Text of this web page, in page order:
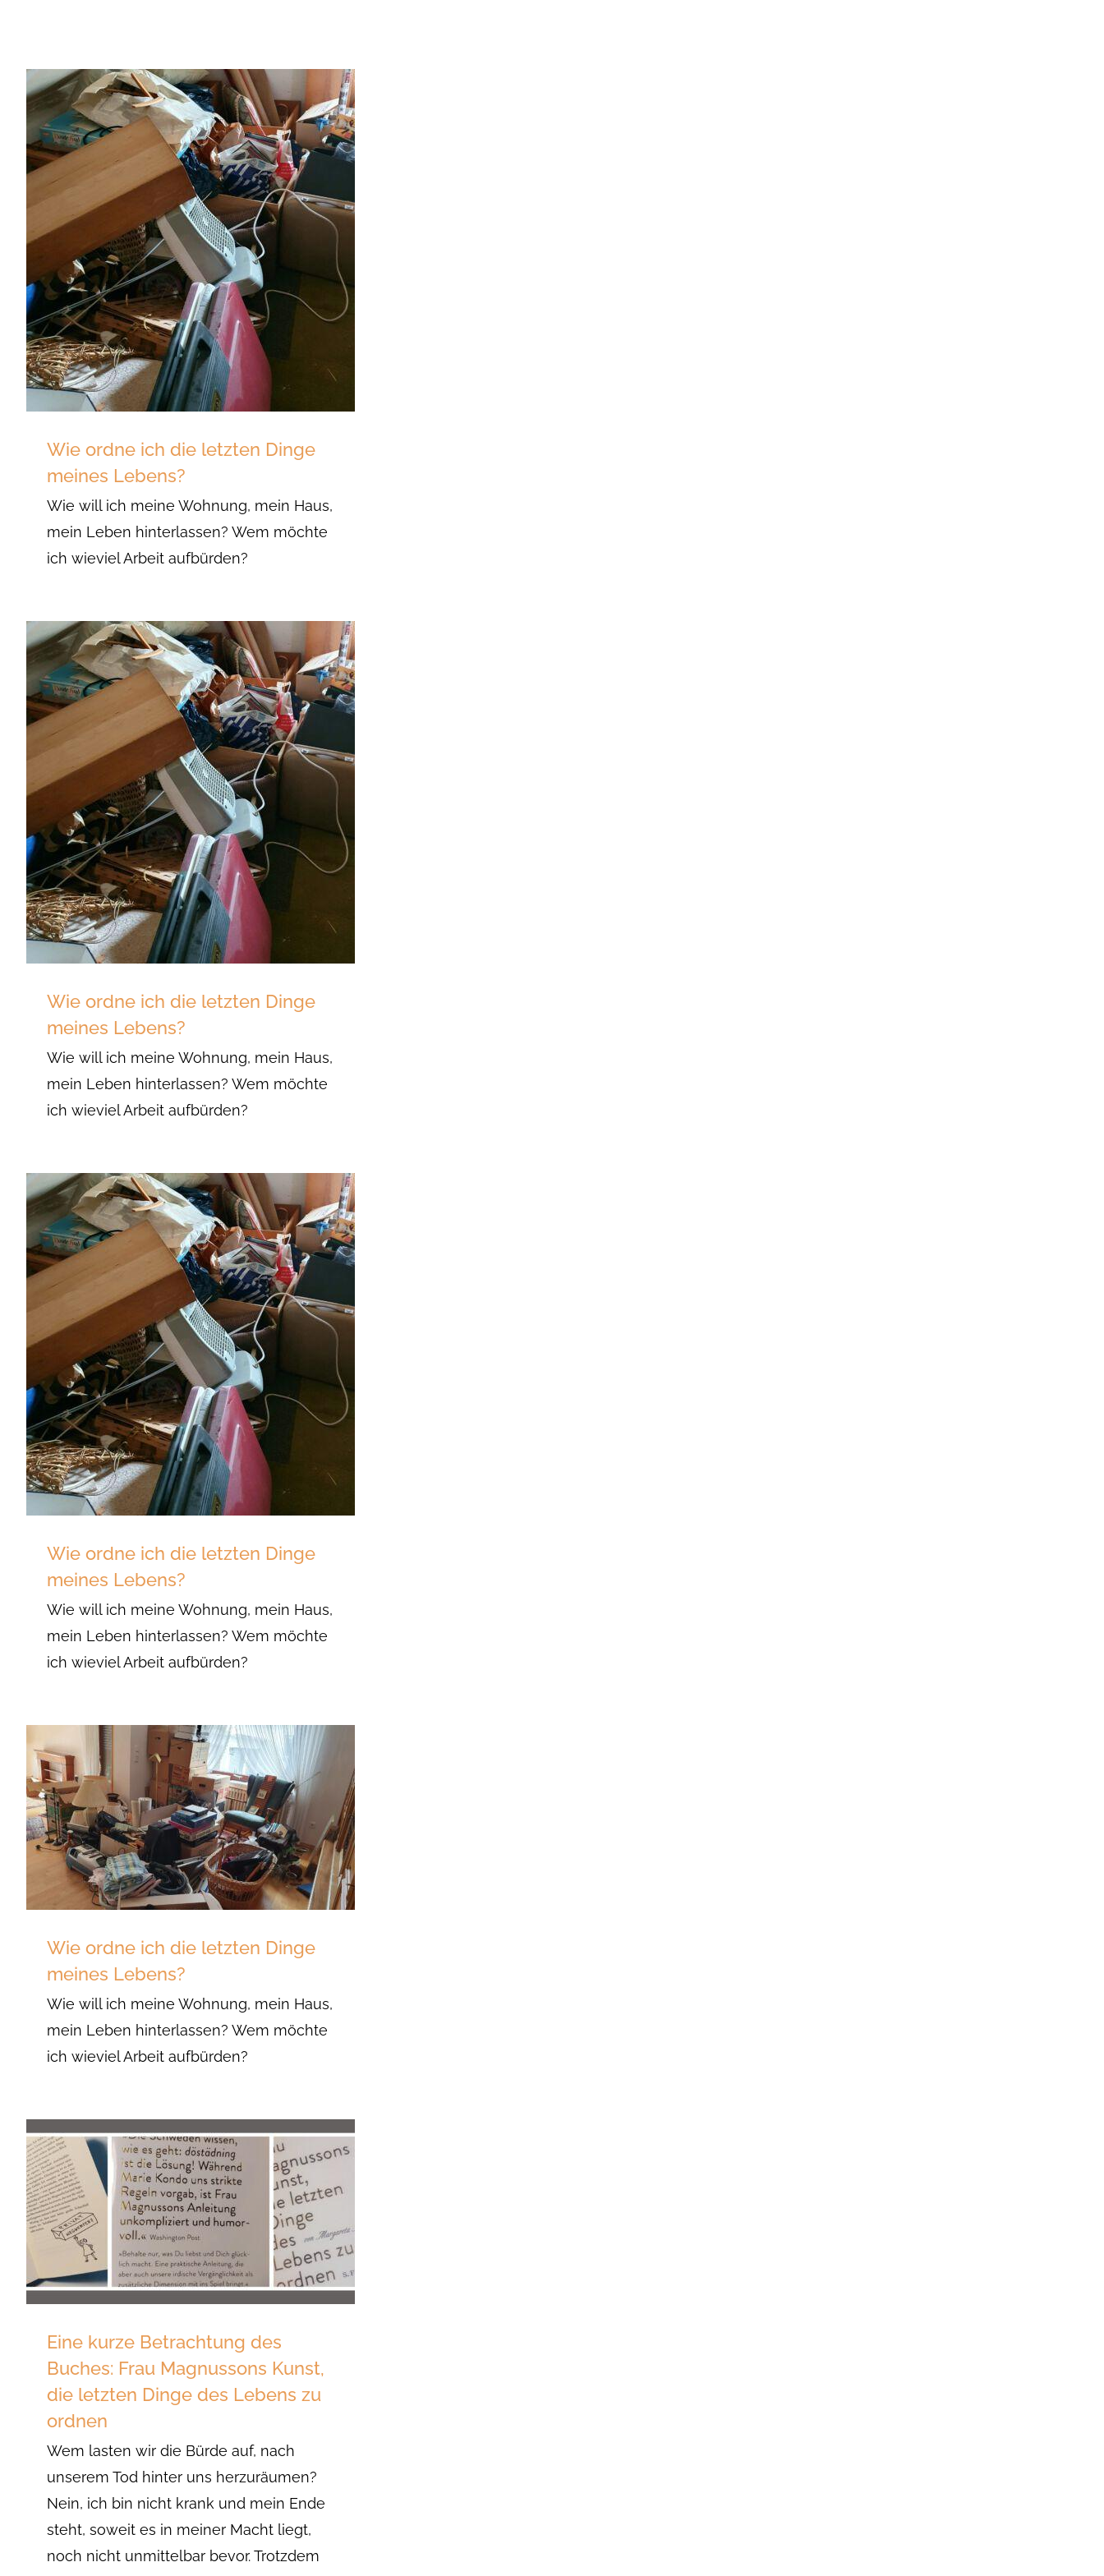
Wie ordne ich die letzten Dinge
meines Lebens?
Wie will ich meine Wohnung, mein Haus,
mein Leben hinterlassen? Wem möchte
ich wieviel Arbeit aufbürden?
Wie ordne ich die letzten Dinge
meines Lebens?
Wie will ich meine Wohnung, mein Haus,
mein Leben hinterlassen? Wem möchte
ich wieviel Arbeit aufbürden?
Wie ordne ich die letzten Dinge
meines Lebens?
Wie will ich meine Wohnung, mein Haus,
mein Leben hinterlassen? Wem möchte
ich wieviel Arbeit aufbürden?
Wie ordne ich die letzten Dinge
meines Lebens?
Wie will ich meine Wohnung, mein Haus,
mein Leben hinterlassen? Wem möchte
ich wieviel Arbeit aufbürden?
Eine kurze Betrachtung des
Buches: Frau Magnussons Kunst,
die letzten Dinge des Lebens zu
ordnen
Wem lasten wir die Bürde auf, nach
unserem Tod hinter uns herzuräumen?
Nein, ich bin nicht krank und mein Ende
steht, soweit es in meiner Macht liegt,
noch nicht unmittelbar bevor. Trotzdem